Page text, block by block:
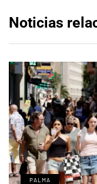
Noticias
PALMA